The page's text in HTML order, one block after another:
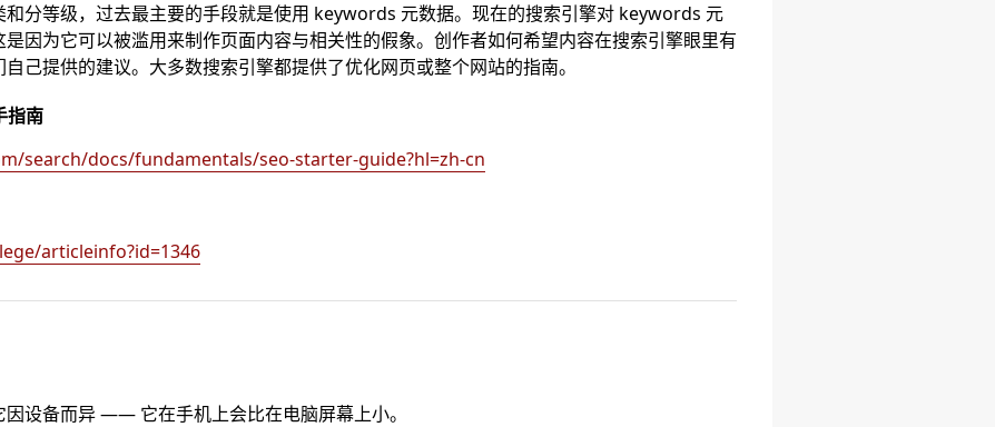
分等级，过去最主要的手段就是使用 keywords 元数据。现在的搜索引擎对 keywords 元
因为它可以被滥用来制作页面内容与相关性的假象。创作者如何希望内容在搜索引擎眼里有
己提供的建议。大多数搜索引擎都提供了优化网页或整个网站的指南。
指南
search/docs/fundamentals/seo-starter-guide?hl=zh-cn
articleinfo?id=1346
设备而异 —— 它在手机上会比在电脑屏幕上小。